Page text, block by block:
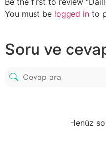
You must be logged in to
Soru ve
Henüz